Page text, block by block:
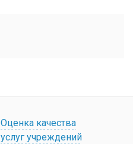
Оценка качества
услуг учреждений